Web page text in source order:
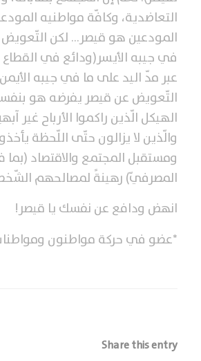
التعاضدية، وكافّة مواطنيه
المودعين هو قيصر… لكن
في جيبه الأيسر(ودائع في
عبر مدّ اليد على ما في جيبه
التّعويض عن قيصر يفرضه هو
الهيكل الّذين راكموا الأرباح غير
والّذين لا يزالون حتّى اللّحظة
ومستقبل المجتمع والاقتصاد (بما
المصرفيّ) رهينةً لمصالحهم
انهض ودافع عن نفسك يا قيصر!
*عضو في حركة مواطنون
Share this entry